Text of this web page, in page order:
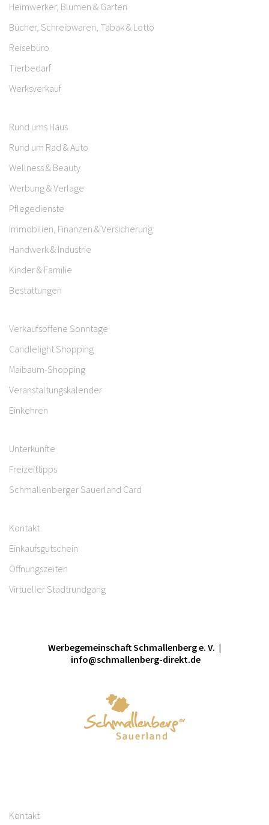
Heimwerker, Blumen & Garten
Bücher, Schreibwaren, Tabak & Lotto
Reisebüro
Tierbedarf
Werksverkauf
Rund ums Haus
Rund um Rad & Auto
Wellness & Beauty
Werbung & Verlage
Pflegedienste
Immobilien, Finanzen & Versicherung
Handwerk & Industrie
Kinder & Familie
Bestattungen
Verkaufsoffene Sonntage
Candlelight Shopping
Maibaum-Shopping
Veranstaltungskalender
Einkehren
Unterkünfte
Freizeittipps
Schmallenberger Sauerland Card
Kontakt
Einkaufsgutschein
Öffnungszeiten
Virtueller Stadtrundgang
Werbegemeinschaft Schmallenberg e. V. |
info@schmallenberg-direkt.de
Kontakt